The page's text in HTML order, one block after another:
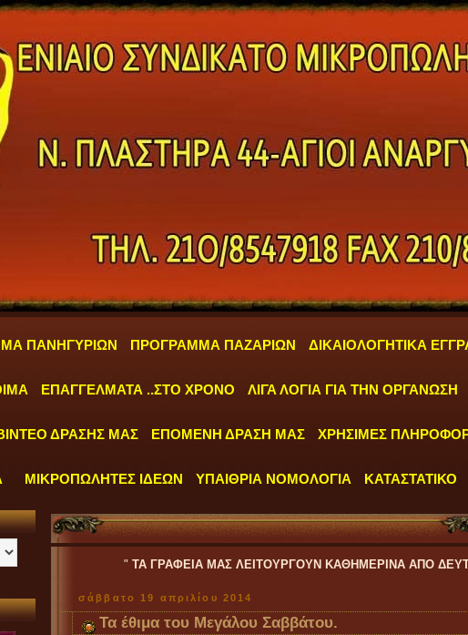
ΠΑΝΗΓΥΡΙΩΝ ΠΡΟΓΡΑΜΜΑ ΠΑΖΑΡΙΩΝ ΔΙΚΑΙΟΛΟΓΗΤΙΚΑ
ΕΠΑΓΓΕΛΜΑΤΑ ..ΣΤΟ ΧΡΟΝΟ ΛΙΓΑ ΛΟΓΙΑ ΓΙΑ ΤΗΝ ΟΡΓΑΝΩΣΗ
ΔΡΑΣΗΣ ΜΑΣ ΕΠΟΜΕΝΗ ΔΡΑΣΗ ΜΑΣ ΧΡΗΣΙΜΕΣ
ΜΙΚΡΟΠΩΛΗΤΕΣ ΙΔΕΩΝ ΥΠΑΙΘΡΙΑ ΝΟΜΟΛΟΓΙΑ ΚΑΤΑΣΤΑΤΙΚΟ
ΤΑ ΓΡΑΦΕΙΑ ΜΑΣ ΛΕΙΤΟΥΡΓΟΥΝ ΚΑΘΗΜΕΡΙΝΑ ΑΠΟ ΔΕΥΤΕΡΑ έως
σάββατο 19 απριλίου 2014
Τα έθιμα του Μεγάλου Σαββάτου.